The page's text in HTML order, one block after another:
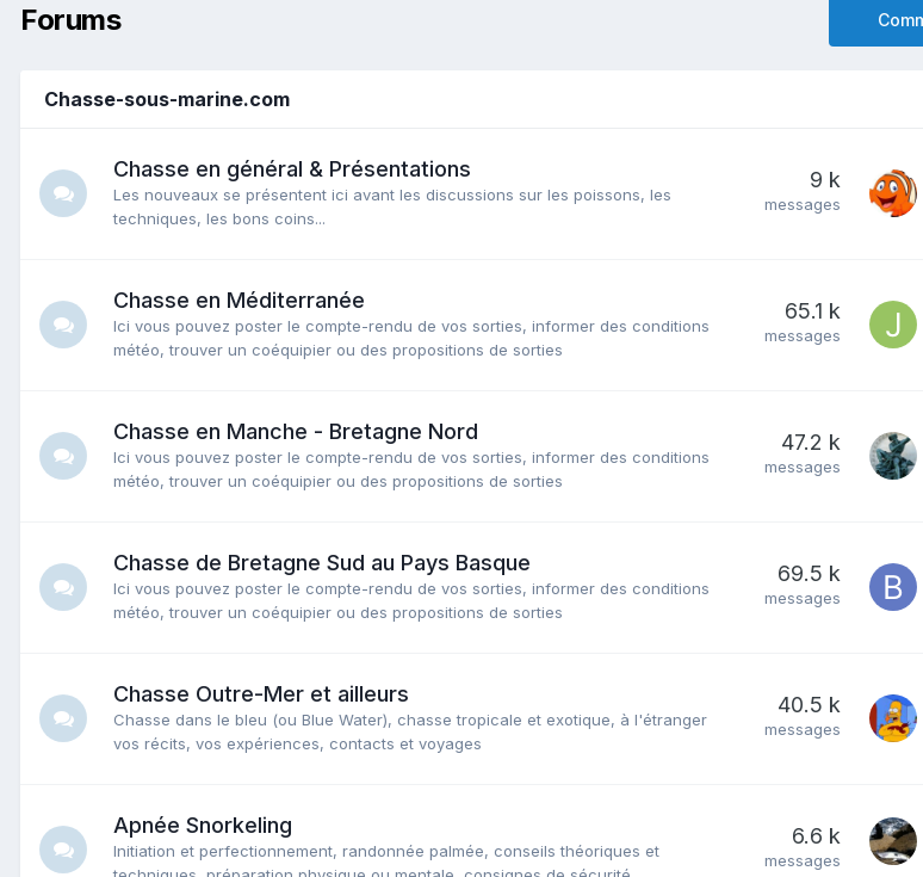
Forums
Chasse-sous-marine.com
Chasse en général & Présentations
Les nouveaux se présentent ici avant les discussions sur les poissons, les
techniques, les bons coins...
9 k
messages
Chasse en Méditerranée
Ici vous pouvez poster le compte-rendu de vos sorties, informer des conditions
météo, trouver un coéquipier ou des propositions de sorties
65.1 k
messages
Chasse en Manche - Bretagne Nord
Ici vous pouvez poster le compte-rendu de vos sorties, informer des conditions
météo, trouver un coéquipier ou des propositions de sorties
47.2 k
messages
Chasse de Bretagne Sud au Pays Basque
Ici vous pouvez poster le compte-rendu de vos sorties, informer des conditions
météo, trouver un coéquipier ou des propositions de sorties
69.5 k
messages
Chasse Outre-Mer et ailleurs
Chasse dans le bleu (ou Blue Water), chasse tropicale et exotique, à l'étranger
vos récits, vos expériences, contacts et voyages
40.5 k
messages
Apnée Snorkeling
Initiation et perfectionnement, randonnée palmée, conseils théoriques et
6.6 k
messages